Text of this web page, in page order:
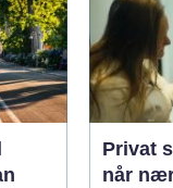
Privat
når